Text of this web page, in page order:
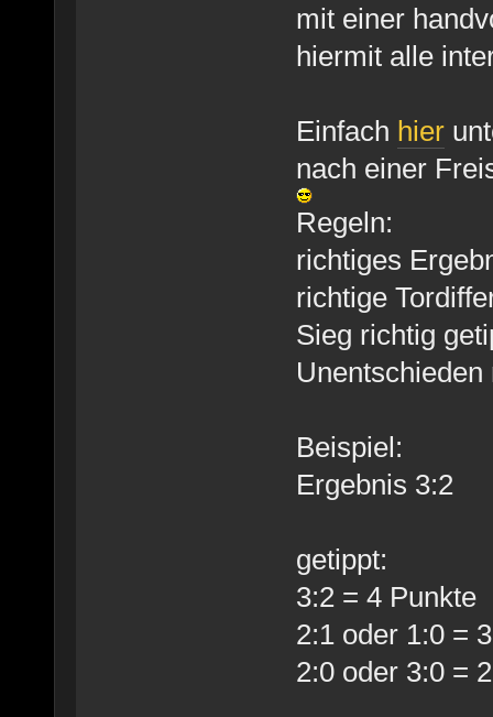
mit einer
hiermit alle
Einfach hier
nach einer
Regeln:
richtiges
richtige
Sieg richtig
Beispiel:
Ergebnis 3:2
getippt:
3:2 = 4 Punkte
2:1 oder 1:0 =
2:0 oder 3:0 =